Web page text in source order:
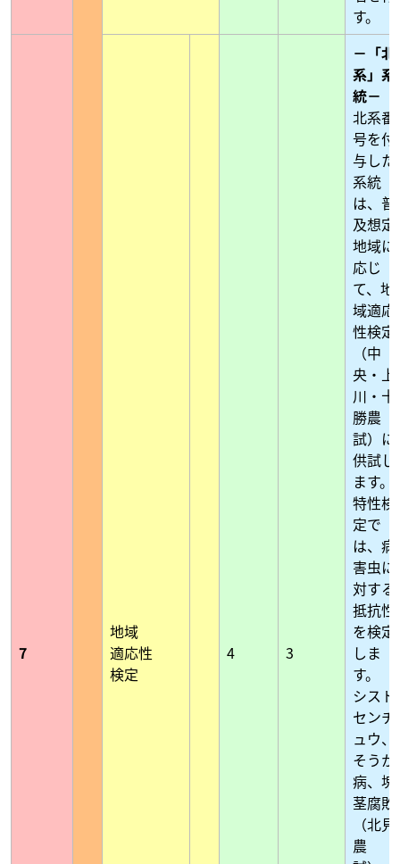
す。
7
地域
適応性
検定
4 3
－「北
系」系
統－
北系番
号を付
与した
系統
は、普
及想定
地域に
応じ
て、地
域適応
性検定
（中
央・上
川・十
勝農
試）に
供試し
ます。
特性検
定で
は、病
害虫に
対する
抵抗性
を検定
しま
す。
シスト
センチ
ュウ、
そうか
病、塊
茎腐敗
（北見
農